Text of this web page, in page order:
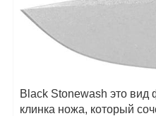
Black Stonewash это
клинка ножа, который